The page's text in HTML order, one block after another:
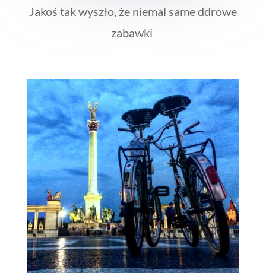
Jakoś tak wyszło, że niemal same ddrowe
zabawki